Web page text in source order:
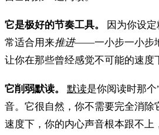
它是极好的节奏工具。
因为你设定
常适合用来推进——一小步一小步
让你在那些曾经感觉不可能的速度
它削弱默读。 默读是你阅读时那
音。它很自然，你不需要完全消除
速度下，你的内心声音根本跟不上